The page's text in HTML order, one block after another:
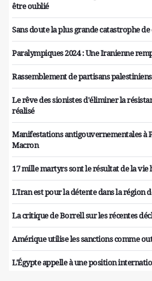
être oublié
Sans doute la plus grande catastrophe de
Paralympiques 2024 : Une Iranienne
Rassemblement de partisans
Le rêve des sionistes d'éliminer la
réalisé
Manifestations antigouvernementales à
Macron
17 mille martyrs sont le résultat de la vie
L'Iran est pour la détente dans la région
La critique de Borrell sur les récentes
Amérique utilise les sanctions comme
L'Égypte appelle à une position